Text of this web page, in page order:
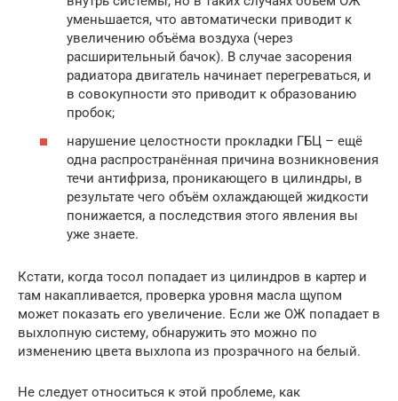
уменьшается, что автоматически приводит к
увеличению объёма воздуха (через
расширительный бачок). В случае засорения
радиатора двигатель начинает перегреваться, и
в совокупности это приводит к образованию
пробок;
нарушение целостности прокладки ГБЦ – ещё
одна распространённая причина возникновения
течи антифриза, проникающего в цилиндры, в
результате чего объём охлаждающей жидкости
понижается, а последствия этого явления вы
уже знаете.
Кстати, когда тосол попадает из цилиндров в картер и
там накапливается, проверка уровня масла щупом
может показать его увеличение. Если же ОЖ попадает в
выхлопную систему, обнаружить это можно по
изменению цвета выхлопа из прозрачного на белый.
Не следует относиться к этой проблеме, как